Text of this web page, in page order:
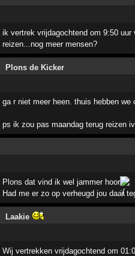
ik vertrek vrijdagochtend om 9:50
reizen...nog meer mensen?
Plons de Kicker
ga r niet meer heen. thuis hebben we
ps ik zou pas maandag terug reizen
Plons dat vind ik wel jammer hoor
Had me er zo op verheugd jou daar
Laakie
Wij vertrekken vrijdagochtend om